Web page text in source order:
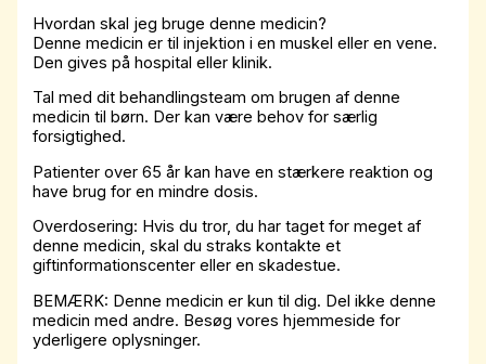
Hvordan skal jeg bruge denne medicin?
Denne medicin er til injektion i en muskel eller en vene.
Den gives på hospital eller klinik.
Tal med dit behandlingsteam om brugen af ​​denne
medicin til børn. Der kan være behov for særlig
forsigtighed.
Patienter over 65 år kan have en stærkere reaktion og
have brug for en mindre dosis.
Overdosering: Hvis du tror, ​​du har taget for meget af
denne medicin, skal du straks kontakte et
giftinformationscenter eller en skadestue.
BEMÆRK: Denne medicin er kun til dig. Del ikke denne
medicin med andre. Besøg vores hjemmeside for
yderligere oplysninger.